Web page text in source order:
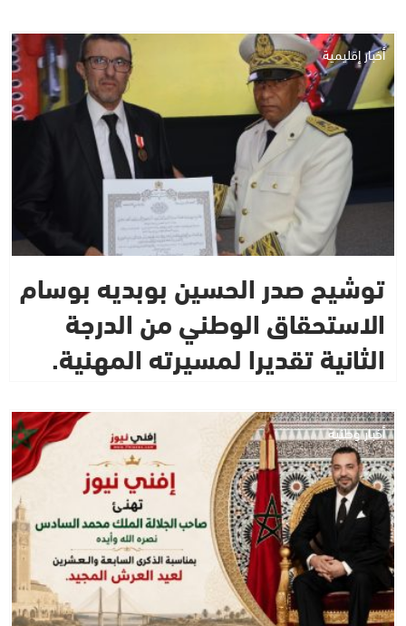
أخبار إقليمية
توشيح صدر الحسين بوبديه بوسام
الاستحقاق الوطني من الدرجة
الثانية تقديرا لمسيرته المهنية.
أخبار وطنية